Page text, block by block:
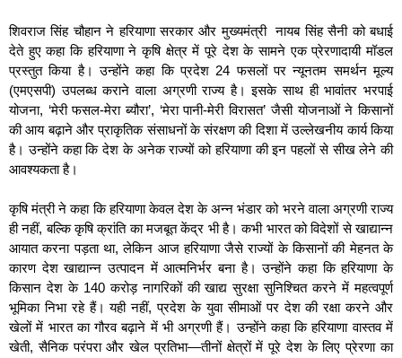
शिवराज सिंह चौहान ने हरियाणा सरकार और मुख्यमंत्री नायब सिंह सैनी को बधाई
देते हुए कहा कि हरियाणा ने कृषि क्षेत्र में पूरे देश के सामने एक प्रेरणादायी मॉडल
प्रस्तुत किया है। उन्होंने कहा कि प्रदेश 24 फसलों पर न्यूनतम समर्थन मूल्य
(एमएसपी) उपलब्ध कराने वाला अग्रणी राज्य है। इसके साथ ही भावांतर भरपाई
योजना, ‘मेरी फसल-मेरा ब्यौरा’, ‘मेरा पानी-मेरी विरासत’ जैसी योजनाओं ने किसानों
की आय बढ़ाने और प्राकृतिक संसाधनों के संरक्षण की दिशा में उल्लेखनीय कार्य किया
है। उन्होंने कहा कि देश के अनेक राज्यों को हरियाणा की इन पहलों से सीख लेने की
आवश्यकता है।
कृषि मंत्री ने कहा कि हरियाणा केवल देश के अन्न भंडार को भरने वाला अग्रणी राज्य
ही नहीं, बल्कि कृषि क्रांति का मजबूत केंद्र भी है। कभी भारत को विदेशों से खाद्यान्न
आयात करना पड़ता था, लेकिन आज हरियाणा जैसे राज्यों के किसानों की मेहनत के
कारण देश खाद्यान्न उत्पादन में आत्मनिर्भर बना है। उन्होंने कहा कि हरियाणा के
किसान देश के 140 करोड़ नागरिकों की खाद्य सुरक्षा सुनिश्चित करने में महत्वपूर्ण
भूमिका निभा रहे हैं। यही नहीं, प्रदेश के युवा सीमाओं पर देश की रक्षा करने और
खेलों में भारत का गौरव बढ़ाने में भी अग्रणी हैं। उन्होंने कहा कि हरियाणा वास्तव में
खेती, सैनिक परंपरा और खेल प्रतिभा—तीनों क्षेत्रों में पूरे देश के लिए प्रेरणा का